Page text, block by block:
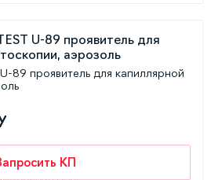
89 проявитель для капиллярной
КП